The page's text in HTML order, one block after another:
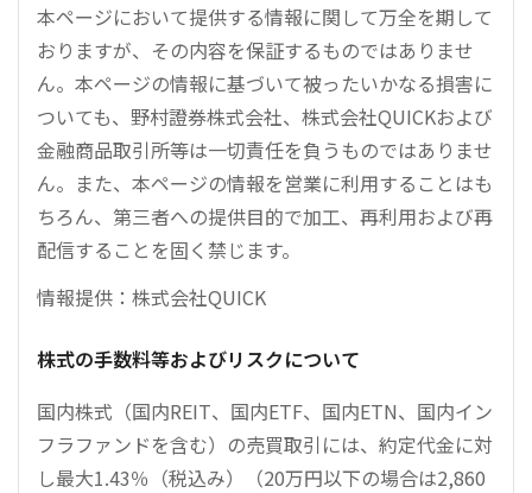
本ページにおいて提供する情報に関して万全を期して
おりますが、その内容を保証するものではありませ
ん。本ページの情報に基づいて被ったいかなる損害に
ついても、野村證券株式会社、株式会社QUICKおよび
金融商品取引所等は一切責任を負うものではありませ
ん。また、本ページの情報を営業に利用することはも
ちろん、第三者への提供目的で加工、再利用および再
配信することを固く禁じます。
情報提供：株式会社QUICK
株式の手数料等およびリスクについて
国内株式（国内REIT、国内ETF、国内ETN、国内イン
フラファンドを含む）の売買取引には、約定代金に対
し最大1.43％（税込み）（20万円以下の場合は2,860